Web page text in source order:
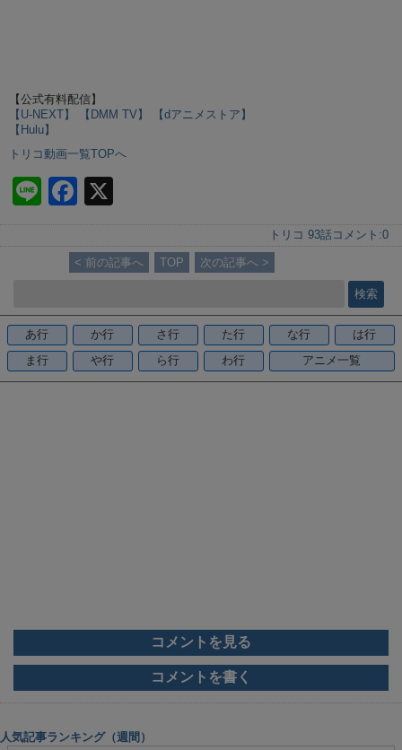
【公式有料配信】
【U-NEXT】
【DMM TV】
【dアニメストア】
【Hulu】
トリコ動画一覧TOPへ
Li
n
e
F
a
c
e
o
o
k
トリコ 93話 コメント:0
< 前の記事へ TOP 次の記事へ >
あ行 か行 さ行 た行 な行
は行
ま行
や行 ら行 わ行 アニメ一覧
コメントを見る
コメントを書く
人気記事ランキング（週間）